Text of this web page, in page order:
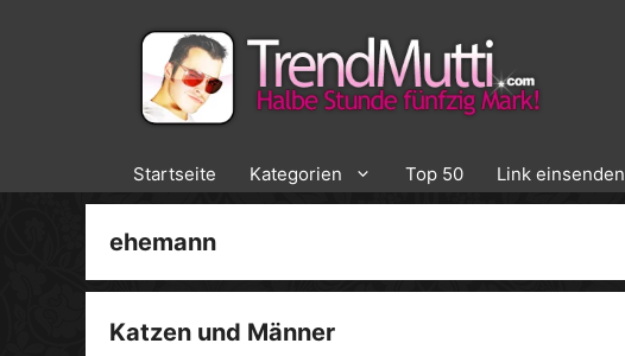
Startseite Kategorien Top 50 Link einsenden
ehemann
Katzen und Männer